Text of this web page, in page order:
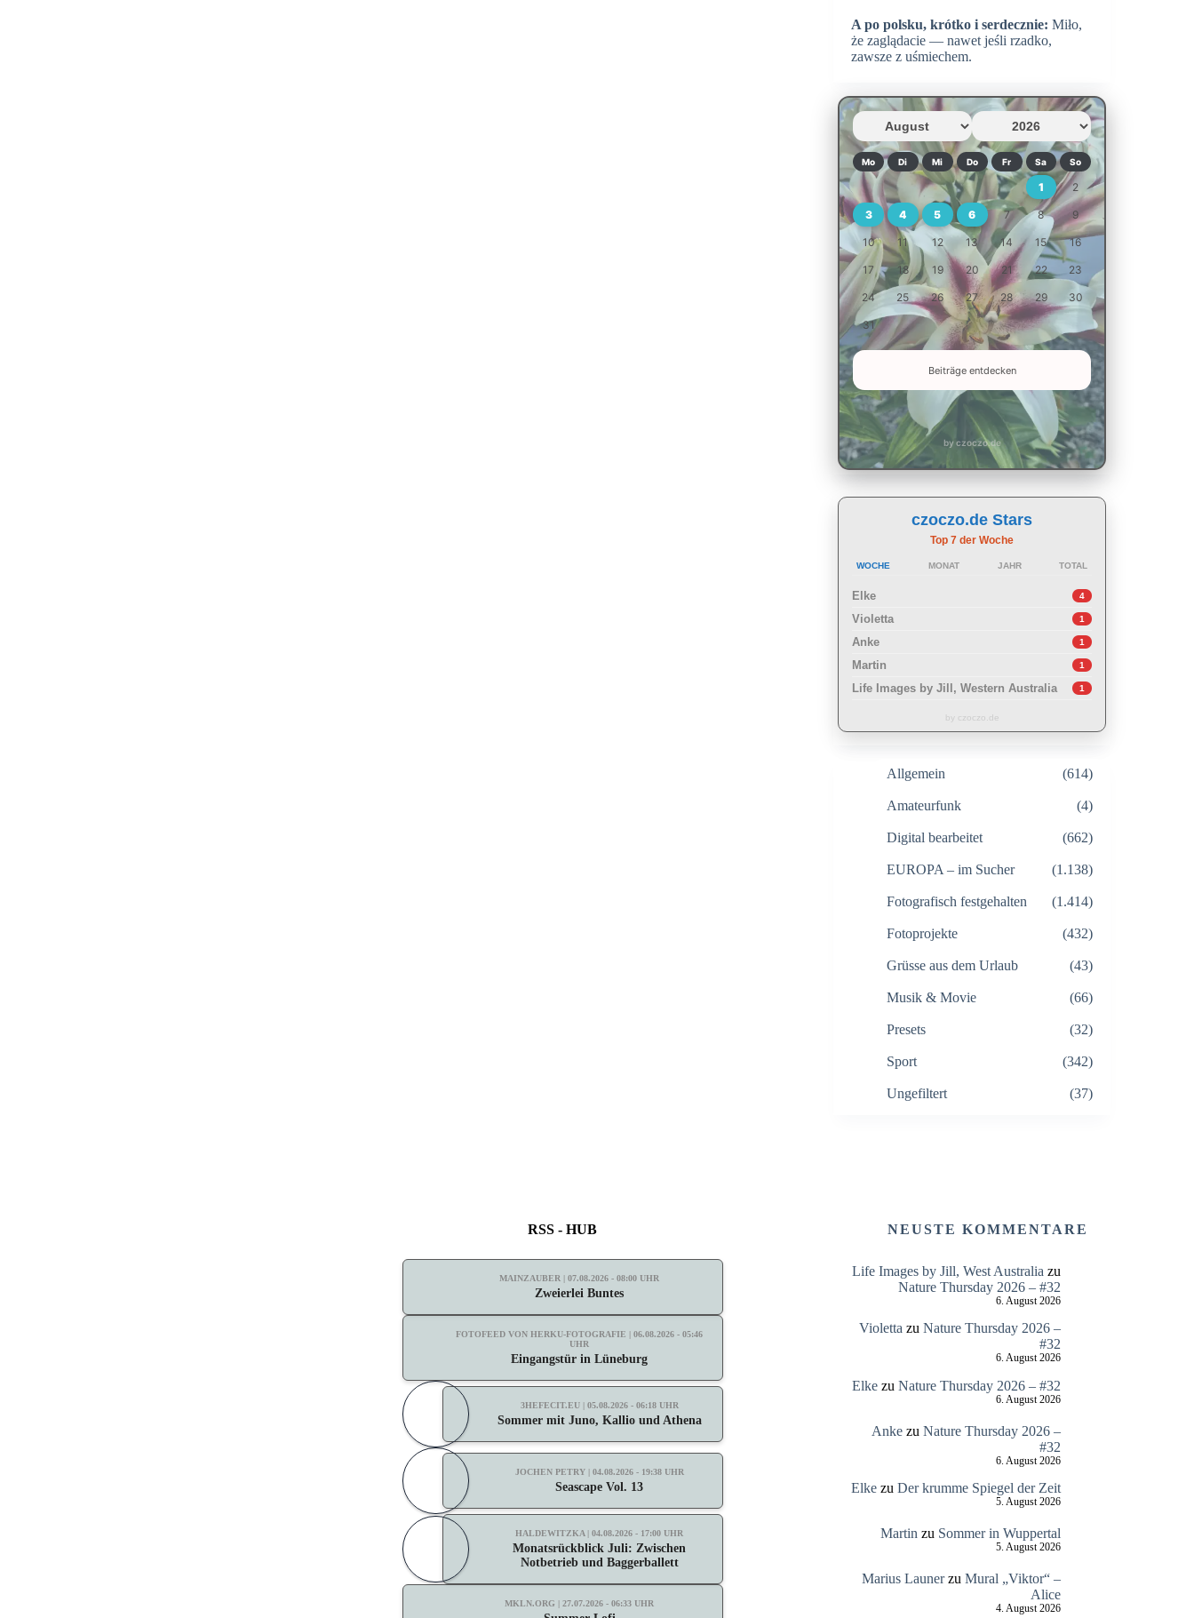
A po polsku, krótko i serdecznie: Miło,
że zaglądacie — nawet jeśli rzadko,
zawsze z uśmiechem.
Mo Di Mi Do Fr Sa So
1 2
3 4 5 6 7 8 9
10 11 12 13 14 15 16
17 18 19 20 21 22 23
24 25 26 27 28 29 30
31
Beiträge entdecken
by czoczo.de
czoczo.de Stars
Top 7 der Woche
WOCHE MONAT JAHR TOTAL
Elke 4
Violetta 1
Anke 1
Martin 1
Life Images by Jill, Western Australia 1
by czoczo.de
Allgemein (614)
Amateurfunk (4)
Digital bearbeitet (662)
EUROPA – im Sucher (1.138)
Fotografisch festgehalten (1.414)
Fotoprojekte (432)
Grüsse aus dem Urlaub (43)
Musik & Movie (66)
Presets (32)
Sport (342)
Ungefiltert (37)
RSS - HUB
MAINZAUBER | 07.08.2026 - 08:00 UHR
Zweierlei Buntes
FOTOFEED VON HERKU-FOTOGRAFIE | 06.08.2026 - 05:46
UHR
Eingangstür in Lüneburg
3HEFECIT.EU | 05.08.2026 - 06:18 UHR
Sommer mit Juno, Kallio und Athena
JOCHEN PETRY | 04.08.2026 - 19:38 UHR
Seascape Vol. 13
HALDEWITZKA | 04.08.2026 - 17:00 UHR
Monatsrückblick Juli: Zwischen
Notbetrieb und Baggerballett
MKLN.ORG | 27.07.2026 - 06:33 UHR
NEUSTE KOMMENTARE
Life Images by Jill, West Australia zu
Nature Thursday 2026 – #32
6. August 2026
Violetta zu Nature Thursday 2026 –
#32
6. August 2026
Elkezu Nature Thursday 2026 – #32
6. August 2026
Ankezu Nature Thursday 2026 –
#32
6. August 2026
Elkezu Der krumme Spiegel der Zeit
5. August 2026
Martin zu Sommer in Wuppertal
5. August 2026
Marius Launerzu Mural „Viktor“ –
Alice
4. August 2026